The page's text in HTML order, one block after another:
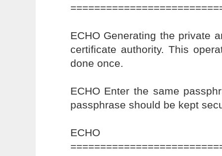
ECHO Generating the private
certificate authority. This
done once.
ECHO Enter the same
passphrase should be kept
ECHO